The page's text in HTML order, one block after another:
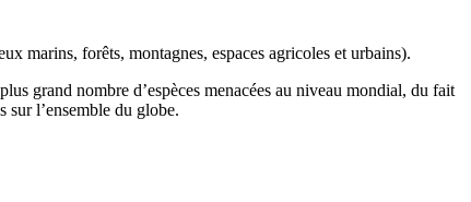
marins, forêts, montagnes, espaces agricoles et urbains).
grand nombre d’espèces menacées au niveau mondial, du fait
sur l’ensemble du globe.